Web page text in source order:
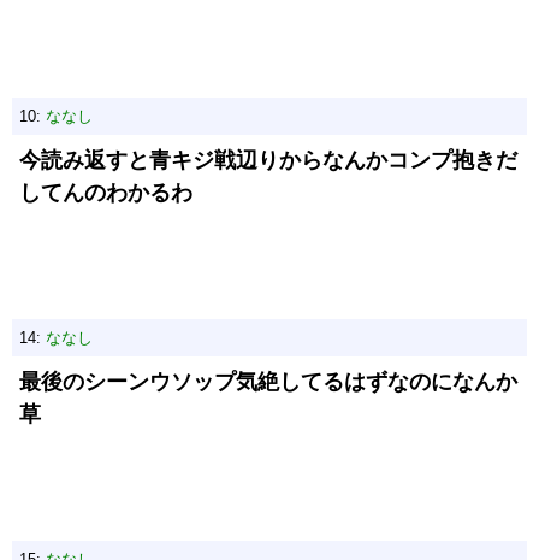
10: ななし
今読み返すと青キジ戦辺りからなんかコンプ抱きだ
してんのわかるわ
14: ななし
最後のシーンウソップ気絶してるはずなのになんか
草